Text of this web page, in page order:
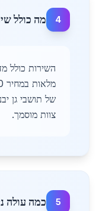
4 מה כולל
השירות כולל
של תושבי גן
צוות מוסמך.
5 כמה עולה